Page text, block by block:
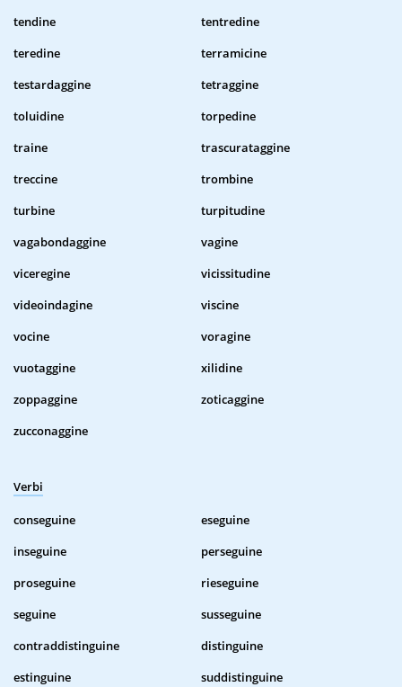
tendine
tentredine
teredine
terramicine
testardaggine
tetraggine
toluidine
torpedine
traine
trascurataggine
treccine
trombine
turbine
turpitudine
vagabondaggine
vagine
viceregine
vicissitudine
videoindagine
viscine
vocine
voragine
vuotaggine
xilidine
zoppaggine
zoticaggine
zucconaggine
Verbi
conseguine
eseguine
inseguine
perseguine
proseguine
rieseguine
seguine
susseguine
contraddistinguine
distinguine
estinguine
suddistinguine